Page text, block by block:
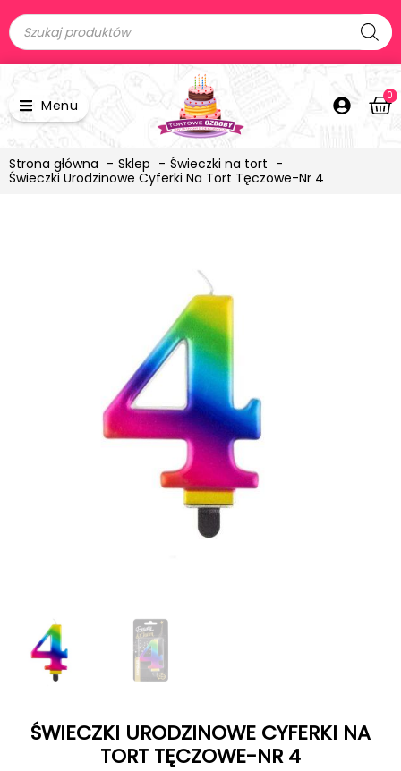
Menu
0
Strona główna Sklep
Świeczki na tort
Świeczki Urodzinowe Cyferki Na Tort Tęczowe-Nr 4
ŚWIECZKI URODZINOWE CYFERKI NA
TORT TĘCZOWE-NR 4